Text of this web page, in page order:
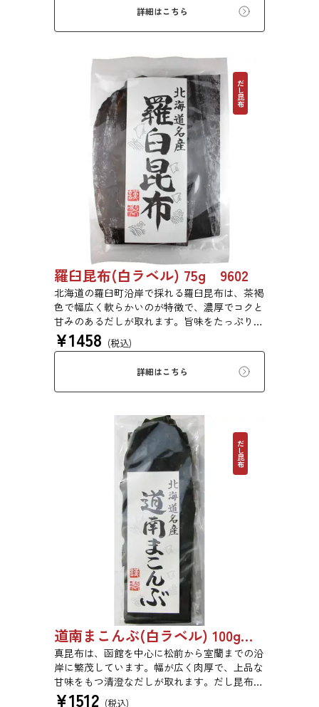
詳細はこちら
だし昆布
羅臼昆布(白ラベル) 75g 9602
北海道の羅臼町沿岸で採れる羅臼昆布は、茶褐
色で幅広く軟らかいのが特徴で、濃厚でコクと
甘みのあるだしが取れます。旨味をたっぷり含
みもっちりした食感があるため、あらゆる用途
で評価の高い高級昆布です。
¥1458 (税込)
詳細はこちら
だし昆布
道南まこんぶ(白ラベル) 100g 6816
真昆布は、函館を中心に松前から室蘭までの沿
岸に繁茂しています。幅が広く肉厚で、上品な
甘味をもつ清澄なだしが取れます。だし昆布、
塩昆布、おぼろ昆布、とろろ昆布、佃煮、バッ
¥1512 (税込)